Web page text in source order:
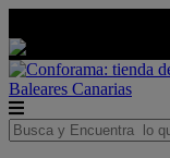
Baleares Canarias